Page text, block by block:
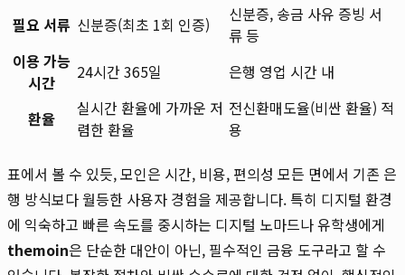
필요 서류 신분증(최초 1회 인증)
신분증, 송금 사유 증빙 서
류 등
이용 가능
시간
24시간 365일 은행 영업 시간 내
환율
실시간 환율에 가까운 저
렴한 환율
전신환매도율(비싼 환율) 적
용
표에서 볼 수 있듯, 모인은 시간, 비용, 편의성 모든 면에서 기존 은
행 방식보다 월등한 사용자 경험을 제공합니다. 특히 디지털 환경
에 익숙하고 빠른 속도를 중시하는 디지털 노마드나 유학생에게
themoin은 단순한 대안이 아닌, 필수적인 금융 도구라고 할 수